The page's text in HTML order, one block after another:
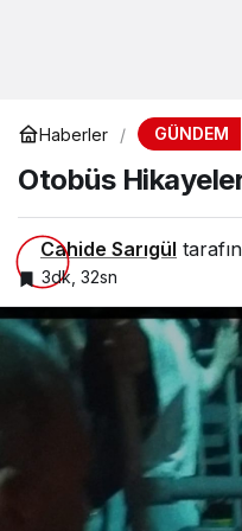
Haberler GÜNDEM
Otobüs
Cahide Sarıgül
3dk, 32sn